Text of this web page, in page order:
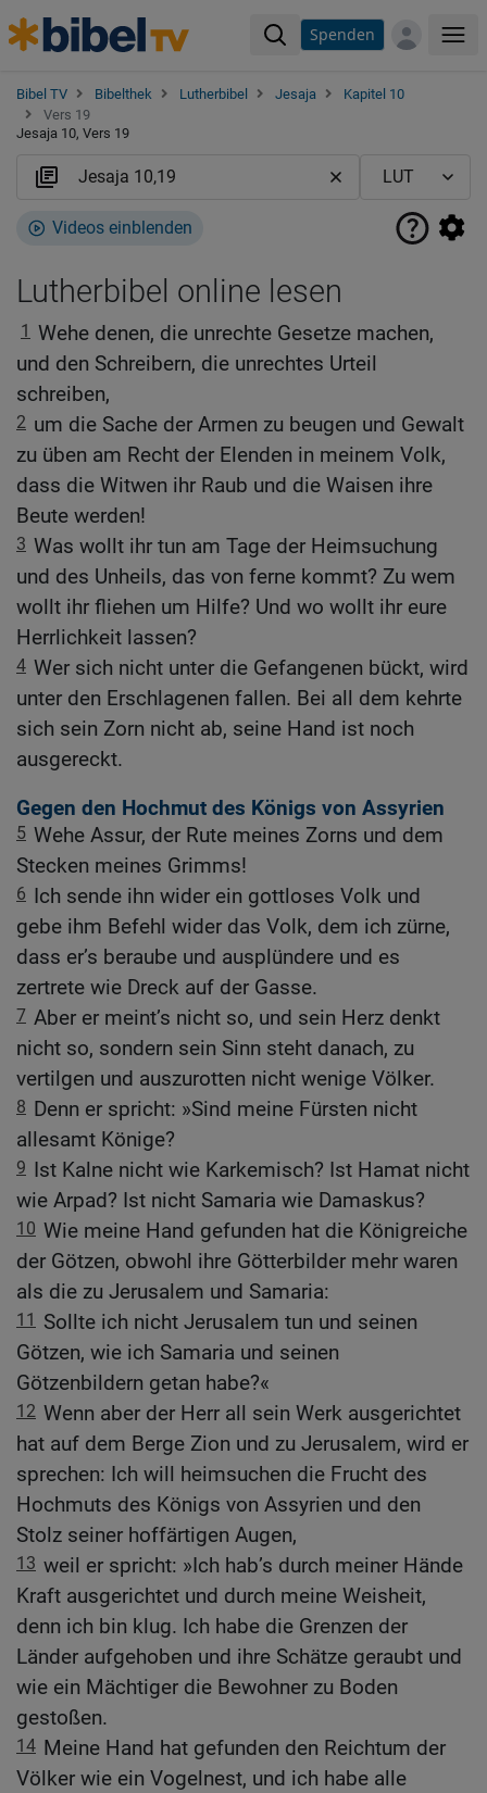
Spenden
Bibel TV Bibelthek Lutherbibel Jesaja
Kapitel 10
Vers 19
Jesaja 10, Vers 19
Videos einblenden
Lutherbibel online lesen
1 Wehe denen, die unrechte Gesetze machen,
und den Schreibern, die unrechtes Urteil
schreiben,
2 um die Sache der Armen zu beugen und Gewalt
zu üben am Recht der Elenden in meinem Volk,
dass die Witwen ihr Raub und die Waisen ihre
Beute werden!
3 Was wollt ihr tun am Tage der Heimsuchung
und des Unheils, das von ferne kommt? Zu wem
wollt ihr fliehen um Hilfe? Und wo wollt ihr eure
Herrlichkeit lassen?
4 Wer sich nicht unter die Gefangenen bückt, wird
unter den Erschlagenen fallen. Bei all dem kehrte
sich sein Zorn nicht ab, seine Hand ist noch
ausgereckt.
Gegen den Hochmut des Königs von Assyrien
5 Wehe Assur, der Rute meines Zorns und dem
Stecken meines Grimms!
6 Ich sende ihn wider ein gottloses Volk und
gebe ihm Befehl wider das Volk, dem ich zürne,
dass er’s beraube und ausplündere und es
zertrete wie Dreck auf der Gasse.
7 Aber er meint’s nicht so, und sein Herz denkt
nicht so, sondern sein Sinn steht danach, zu
vertilgen und auszurotten nicht wenige Völker.
8 Denn er spricht: »Sind meine Fürsten nicht
allesamt Könige?
9 Ist Kalne nicht wie Karkemisch? Ist Hamat nicht
wie Arpad? Ist nicht Samaria wie Damaskus?
10 Wie meine Hand gefunden hat die Königreiche
der Götzen, obwohl ihre Götterbilder mehr waren
als die zu Jerusalem und Samaria:
11
Sollte ich nicht Jerusalem tun und seinen
Götzen, wie ich Samaria und seinen
Götzenbildern getan habe?«
12 Wenn aber der Herr all sein Werk ausgerichtet
hat auf dem Berge Zion und zu Jerusalem, wird er
sprechen: Ich will heimsuchen die Frucht des
Hochmuts des Königs von Assyrien und den
Stolz seiner hoffärtigen Augen,
13 weil er spricht: »Ich hab’s durch meiner Hände
Kraft ausgerichtet und durch meine Weisheit,
denn ich bin klug. Ich habe die Grenzen der
Länder aufgehoben und ihre Schätze geraubt und
wie ein Mächtiger die Bewohner zu Boden
gestoßen.
14 Meine Hand hat gefunden den Reichtum der
Völker wie ein Vogelnest, und ich habe alle